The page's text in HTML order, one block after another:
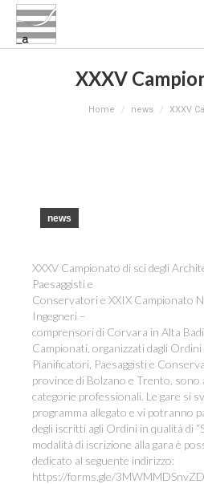
XXXV
Home news XXXV
news
XXXV Campionato di sci degli
Paesaggisti e
Conservatori e XXIX Campionato
Ingegneri –
comprensori di Corvara in Alta
Campionati, organizzati dagli Ordini
Pianificatori, Paesaggisti e
province di Bolzano e Trento, sono
categorie professionali. Le gare si
programma allegato e vi potranno
degli iscritti agli Ordini in qualità di
modalità di iscrizione alla gara è
dedicato al seguente indirizzo:
https://forms.gle/